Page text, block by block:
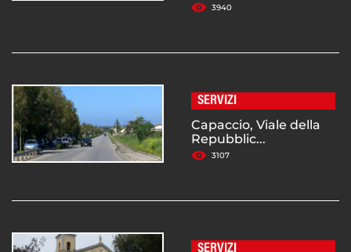
3940
SERVIZI
Capaccio, Viale della
Repubblic...
3107
SERVIZI